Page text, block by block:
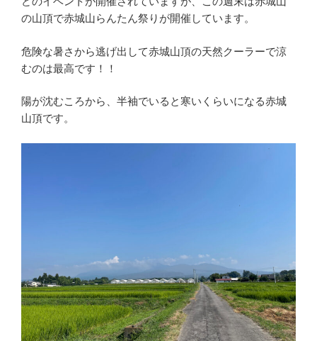
の山頂で赤城山らんたん祭りが開催しています。
危険な暑さから逃げ出して赤城山頂の天然クーラーで涼
むのは最高です！！
陽が沈むころから、半袖でいると寒いくらいになる赤城
山頂です。